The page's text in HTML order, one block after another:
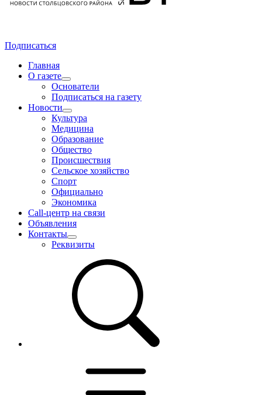
Подписаться
Главная
О газете
Основатели
Подписаться на газету
Новости
Культура
Медицина
Образование
Общество
Происшествия
Сельское хозяйство
Спорт
Официально
Экономика
Call-центр на связи
Объявления
Контакты
Реквизиты